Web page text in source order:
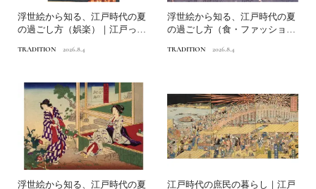
浮世絵から知る、江戸時代の夏
の過ごし方（娯楽）｜江戸っ子
TRADITION 2026.8.4
浮世絵から知る、江戸時代の夏
の過ごし方（食・ファッショ
TRADITION 2026.8.4
浮世絵から知る、江戸時代の夏 江戸時代の庶民の暮らし｜江戸